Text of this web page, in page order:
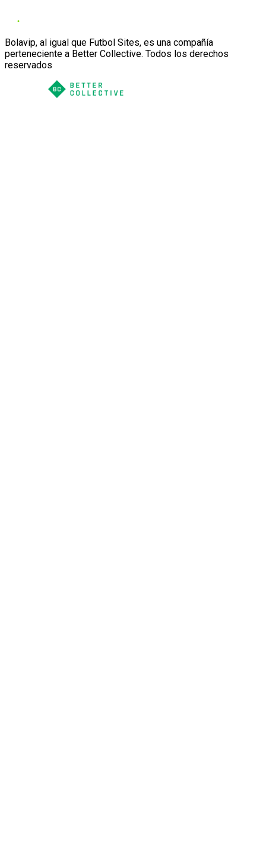
Bolavip, al igual que Futbol Sites, es una compañía
perteneciente a Better Collective. Todos los derechos
reservados